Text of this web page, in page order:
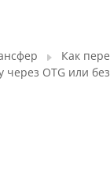
Как
OTG или